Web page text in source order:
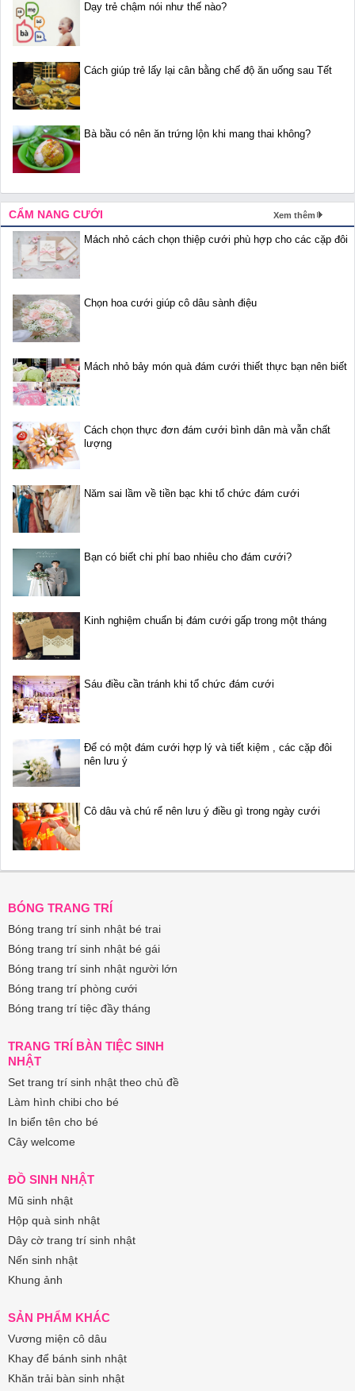
Dạy trẻ chậm nói như thế nào?
Cách giúp trẻ lấy lại cân bằng chế độ ăn uống sau Tết
Bà bầu có nên ăn trứng lộn khi mang thai không?
CẨM NANG CƯỚI Xem thêm
Mách nhỏ cách chọn thiệp cưới phù hợp cho các cặp đôi
Chọn hoa cưới giúp cô dâu sành điệu
Mách nhỏ bảy món quà đám cưới thiết thực bạn nên biết
Cách chọn thực đơn đám cưới bình dân mà vẫn chất
lượng
Năm sai lầm về tiền bạc khi tổ chức đám cưới
Bạn có biết chi phí bao nhiêu cho đám cưới?
Kinh nghiệm chuẩn bị đám cưới gấp trong một tháng
Sáu điều cần tránh khi tổ chức đám cưới
Để có một đám cưới hợp lý và tiết kiệm , các cặp đôi
nên lưu ý
Cô dâu và chú rể nên lưu ý điều gì trong ngày cưới
BÓNG TRANG TRÍ
Bóng trang trí sinh nhật bé trai
Bóng trang trí sinh nhật bé gái
Bóng trang trí sinh nhật người lớn
Bóng trang trí phòng cưới
Bóng trang trí tiệc đầy tháng
TRANG TRÍ BÀN TIỆC SINH
NHẬT
Set trang trí sinh nhật theo chủ đề
Làm hình chibi cho bé
In biển tên cho bé
Cây welcome
ĐỒ SINH NHẬT
Mũ sinh nhật
Hộp quà sinh nhật
Dây cờ trang trí sinh nhật
Nến sinh nhật
Khung ảnh
SẢN PHẨM KHÁC
Vương miện cô dâu
Khay để bánh sinh nhật
Khăn trải bàn sinh nhật